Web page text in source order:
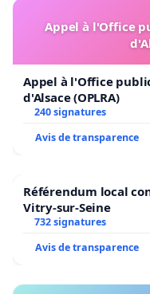
Appel à l'Office
Appel à l'Office
d'Alsace (OPLRA)
240 signatures
Avis de transparence
Référendum local
Vitry-sur-Seine
732 signatures
Avis de transparence